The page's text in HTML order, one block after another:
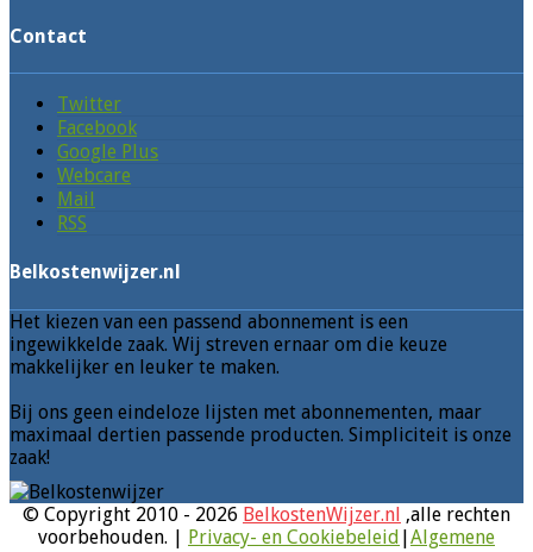
Contact
Twitter
Facebook
Google Plus
Webcare
Mail
RSS
Belkostenwijzer.nl
Het kiezen van een passend abonnement is een
ingewikkelde zaak. Wij streven ernaar om die keuze
makkelijker en leuker te maken.
Bij ons geen eindeloze lijsten met abonnementen, maar
maximaal dertien passende producten. Simpliciteit is onze
zaak!
© Copyright 2010 - 2026 BelkostenWijzer.nl ,alle rechten
voorbehouden. | Privacy- en Cookiebeleid |Algemene